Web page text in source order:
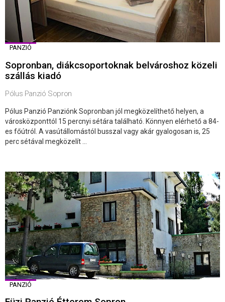
PANZIÓ
Sopronban, diákcsoportoknak belvároshoz közeli
szállás kiadó
Pólus Panzió Sopron
Pólus Panzió Panziónk Sopronban jól megközelíthető helyen, a
városközponttól 15 percnyi sétára található. Könnyen elérhető a 84-
es főútról. A vasútállomástól busszal vagy akár gyalogosan is, 25
perc sétával megközelít ...
PANZIÓ